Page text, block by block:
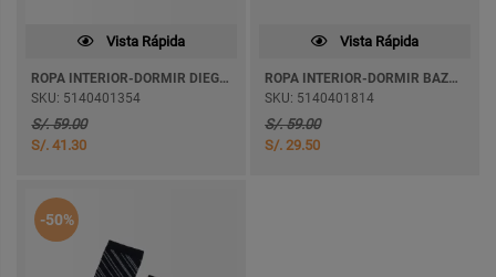
Vista Rápida
ROPA INTERIOR-DORMIR DIEGAL
SKU: 5140401354
S/. 59.00
S/. 41.30
Vista Rápida
ROPA INTERIOR-DORMIR BAZTLEO
SKU: 5140401814
S/. 59.00
S/. 29.50
-50%